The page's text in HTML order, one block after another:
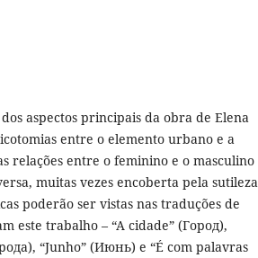
aspectos principais da obra de Elena
entre o elemento urbano e a
relações entre o feminino e o masculino
muitas vezes encoberta pela sutileza
poderão ser vistas nas traduções de
este trabalho – “A cidade” (Город),
“Junho” (Июнь) e “É com palavras